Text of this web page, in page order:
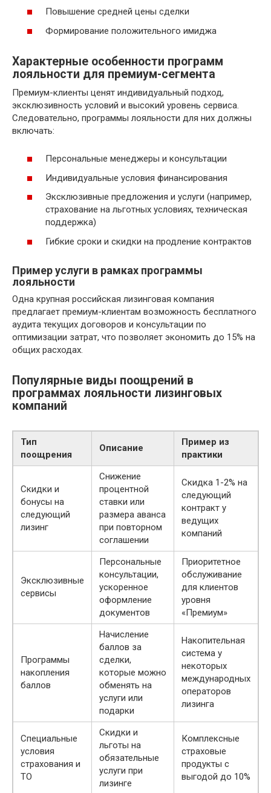
Повышение средней цены сделки
Формирование положительного имиджа
Характерные особенности программ
лояльности для премиум-сегмента
Премиум-клиенты ценят индивидуальный подход,
эксклюзивность условий и высокий уровень сервиса.
Следовательно, программы лояльности для них должны
включать:
Персональные менеджеры и консультации
Индивидуальные условия финансирования
Эксклюзивные предложения и услуги (например,
страхование на льготных условиях, техническая
поддержка)
Гибкие сроки и скидки на продление контрактов
Пример услуги в рамках программы
лояльности
Одна крупная российская лизинговая компания
предлагает премиум-клиентам возможность бесплатного
аудита текущих договоров и консультации по
оптимизации затрат, что позволяет экономить до 15% на
общих расходах.
Популярные виды поощрений в
программах лояльности лизинговых
компаний
Тип
поощрения
Описание
Пример из
практики
Скидки и
бонусы на
следующий
лизинг
Снижение
процентной
ставки или
размера аванса
при повторном
соглашении
Скидка 1-2% на
следующий
контракт у
ведущих
компаний
Эксклюзивные
сервисы
Персональные
консультации,
ускоренное
оформление
документов
Приоритетное
обслуживание
для клиентов
уровня
«Премиум»
Программы
накопления
баллов
Начисление
баллов за
сделки,
которые можно
обменять на
услуги или
подарки
Накопительная
система у
некоторых
международных
операторов
лизинга
Специальные
условия
страхования и
ТО
Скидки и
льготы на
обязательные
услуги при
лизинге
Комплексные
страховые
продукты с
выгодой до 10%